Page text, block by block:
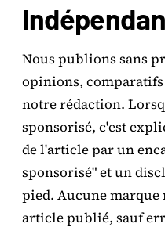
Nous publions sans
opinions, comparatifs
notre rédaction.
sponsorisé, c'est
de l'article par un
sponsorisé" et un
pied. Aucune
article publié, sauf